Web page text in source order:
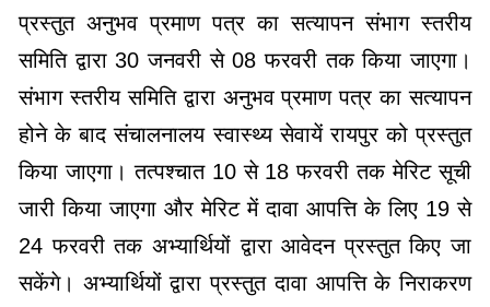
प्रस्तुत अनुभव प्रमाण पत्र का सत्यापन संभाग स्तरीय
समिति द्वारा 30 जनवरी से 08 फरवरी तक किया जाएगा।
संभाग स्तरीय समिति द्वारा अनुभव प्रमाण पत्र का सत्यापन
होने के बाद संचालनालय स्वास्थ्य सेवायें रायपुर को प्रस्तुत
किया जाएगा। तत्पश्चात 10 से 18 फरवरी तक मेरिट सूची
जारी किया जाएगा और मेरिट में दावा आपत्ति के लिए 19 से
24 फरवरी तक अभ्यार्थियों द्वारा आवेदन प्रस्तुत किए जा
सकेंगे। अभ्यार्थियों द्वारा प्रस्तुत दावा आपत्ति के निराकरण